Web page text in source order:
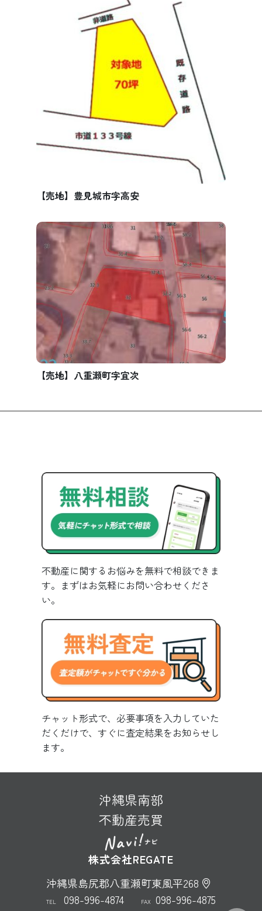
【売地】豊見城市字高安
【売地】八重瀬町字宜次
不動産に関するお悩みを無料で相談できま
す。まずはお気軽にお問い合わせくださ
い。
チャット形式で、必要事項を入力していた
だくだけで、すぐに査定結果をお知らせし
ます。
沖縄県南部
不動産売買
株式会社REGATE
沖縄県島尻郡八重瀬町東風平268
TEL 098-996-4874 FAX 098-996-4875